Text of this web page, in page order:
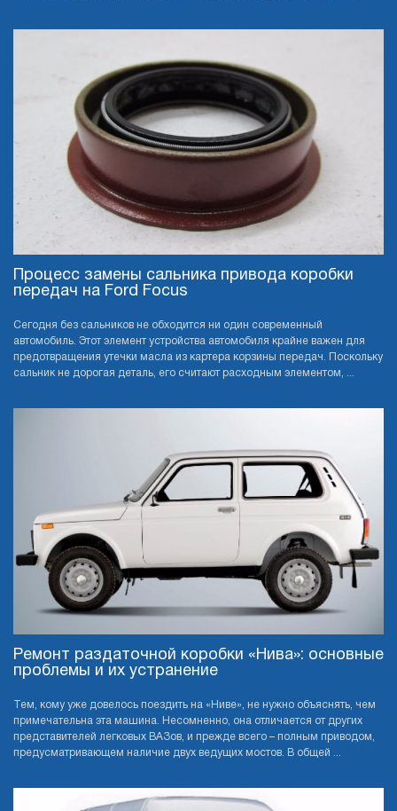
Процесс замены сальника привода коробки
передач на Ford Focus
Сегодня без сальников не обходится ни один современный
автомобиль. Этот элемент устройства автомобиля крайне важен для
предотвращения утечки масла из картера корзины передач. Поскольку
сальник не дорогая деталь, его считают расходным элементом, ...
Ремонт раздаточной коробки «Нива»: основные
проблемы и их устранение
Тем, кому уже довелось поездить на «Ниве», не нужно объяснять, чем
примечательна эта машина. Несомненно, она отличается от других
представителей легковых ВАЗов, и прежде всего – полным приводом,
предусматривающем наличие двух ведущих мостов. В общей ...